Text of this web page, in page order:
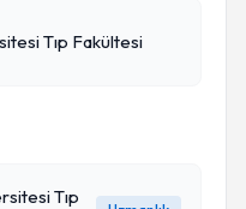
Tıp Fakültesi
Tıp